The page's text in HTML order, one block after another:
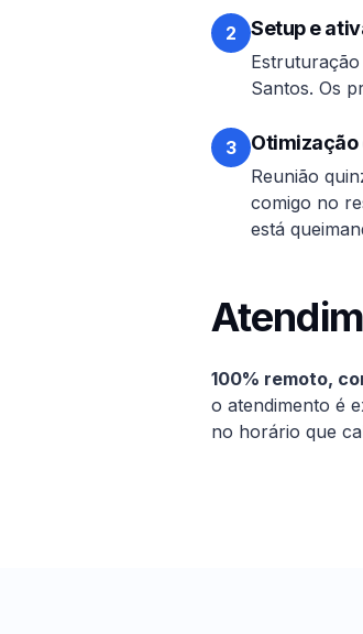
2 Setup e
Santos. Os
3
Reunião
comigo no
está
100% remoto,
o atendimento é
no horário que